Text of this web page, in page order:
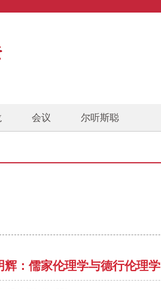
会议 尔听斯聪
：儒家伦理学与德行伦理学